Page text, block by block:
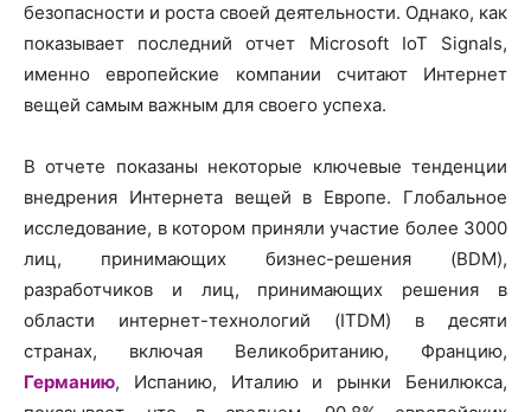
безопасности и роста своей деятельности. Однако, как
показывает последний отчет Microsoft IoT Signals,
именно европейские компании считают Интернет
вещей самым важным для своего успеха.
В отчете показаны некоторые ключевые тенденции
внедрения Интернета вещей в Европе. Глобальное
исследование, в котором приняли участие более 3000
лиц, принимающих бизнес-решения (BDM),
разработчиков и лиц, принимающих решения в
области интернет-технологий (ITDM) в десяти
странах, включая Великобританию, Францию,
Германию, Испанию, Италию и рынки Бенилюкса,